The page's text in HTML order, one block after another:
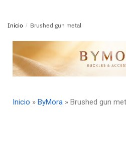
Inicio / Brushed gun metal
Inicio » ByMora » Brushed gun